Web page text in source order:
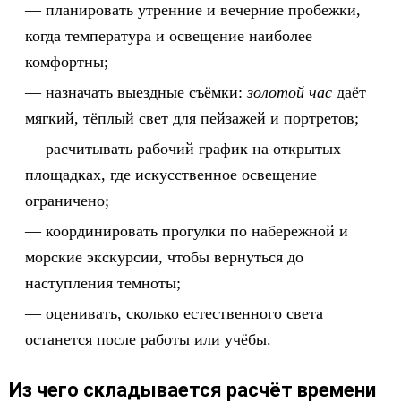
планировать утренние и вечерние пробежки,
когда температура и освещение наиболее
комфортны;
назначать выездные съёмки:золотой час даёт
мягкий, тёплый свет для пейзажей и портретов;
расчитывать рабочий график на открытых
площадках, где искусственное освещение
ограничено;
координировать прогулки по набережной и
морские экскурсии, чтобы вернуться до
наступления темноты;
оценивать, сколько естественного света
останется после работы или учёбы.
Из чего складывается расчёт времени